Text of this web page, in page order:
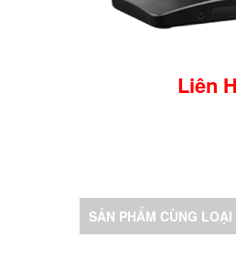
Liên
SẢN PHẨM CÙNG LOẠI